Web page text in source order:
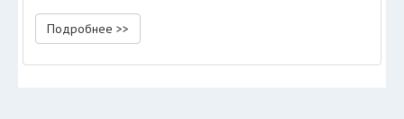
Подробнее >>